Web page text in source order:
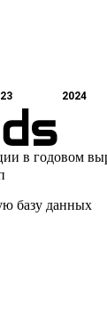
2024
в годовом
базу данных